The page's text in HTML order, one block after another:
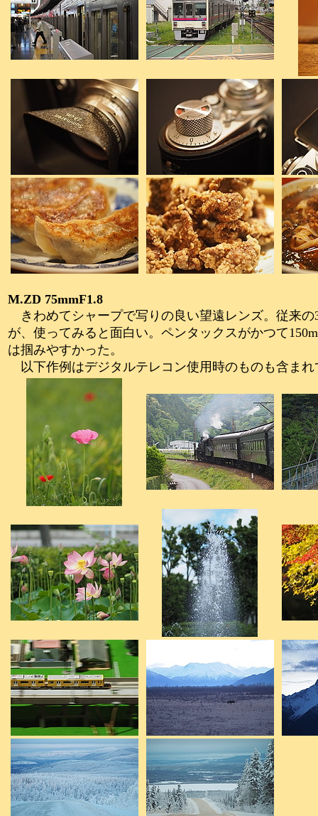
M.ZD 75mmF1.8
きわめてシャープで写りの良い望遠レンズ。従来
が、使ってみると面白い。ペンタックスがかつて
は掴みやすかった。
以下作例はデジタルテレコン使用時のものも含ま